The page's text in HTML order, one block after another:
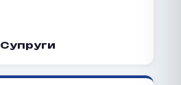
Супруги